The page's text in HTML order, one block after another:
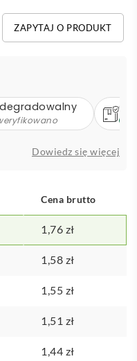
ZAPYTAJ O PRODUKT
Dowiedz się więcej
Cena brutto
1,76 zł
1,58 zł
1,55 zł
1,51 zł
1,44 zł